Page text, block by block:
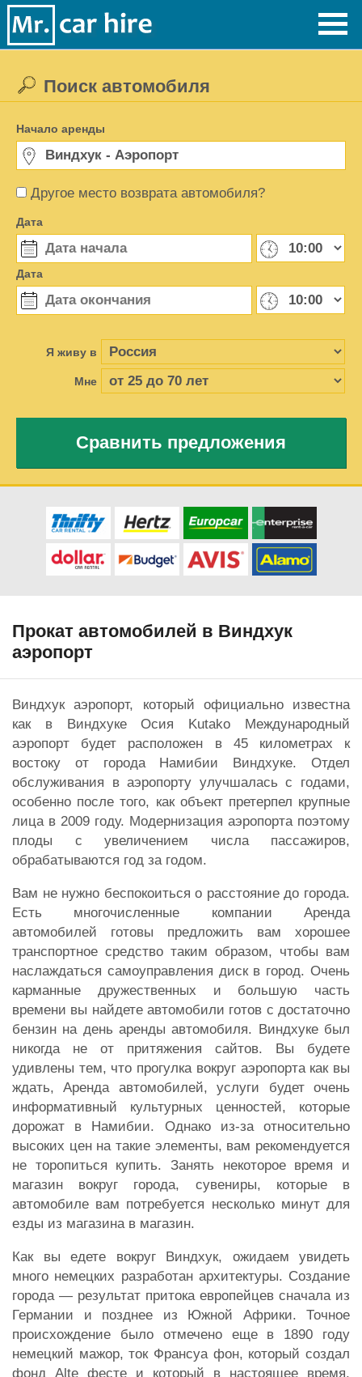
Другое место возврата автомобиля?
Поиск автомобиля
Начало аренды
Дата
Дата
Я живу в
Мне
Сравнить предложения
Прокат автомобилей в Виндхук
аэропорт
Виндхук аэропорт, который официально известна
как в Виндхуке Осия Kutako Международный
аэропорт будет расположен в 45 километрах к
востоку от города Намибии Виндхуке. Отдел
обслуживания в аэропорту улучшалась с годами,
особенно после того, как объект претерпел крупные
лица в 2009 году. Модернизация аэропорта поэтому
плоды с увеличением числа пассажиров,
обрабатываются год за годом.
Вам не нужно беспокоиться о расстояние до города.
Есть многочисленные компании Аренда
автомобилей готовы предложить вам хорошее
транспортное средство таким образом, чтобы вам
наслаждаться самоуправления диск в город. Очень
карманные дружественных и большую часть
времени вы найдете автомобили готов с достаточно
бензин на день аренды автомобиля. Виндхуке был
никогда не от притяжения сайтов. Вы будете
удивлены тем, что прогулка вокруг аэропорта как вы
ждать, Аренда автомобилей, услуги будет очень
информативный культурных ценностей, которые
дорожат в Намибии. Однако из-за относительно
высоких цен на такие элементы, вам рекомендуется
не торопиться купить. Занять некоторое время и
магазин вокруг города, сувениры, которые в
автомобиле вам потребуется несколько минут для
езды из магазина в магазин.
Как вы едете вокруг Виндхук, ожидаем увидеть
много немецких разработан архитектуры. Создание
города — результат притока европейцев сначала из
Германии и позднее из Южной Африки. Точное
происхождение было отмечено еще в 1890 году
немецкий мажор, ток Франсуа фон, который создал
фонд Alte фесте и который в настоящее время,